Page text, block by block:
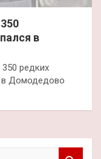
в
редких
в Домодедово